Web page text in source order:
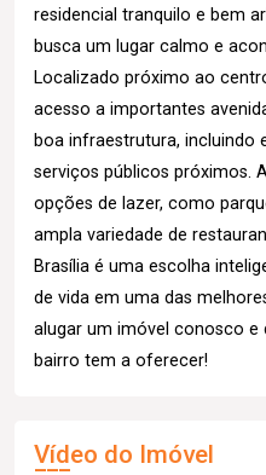
residencial tranquilo e bem
busca um lugar calmo e
Localizado próximo ao
acesso a importantes
boa infraestrutura, incluindo
serviços públicos próximos.
opções de lazer, como
ampla variedade de
Brasília é uma escolha
de vida em uma das
alugar um imóvel conosco e
bairro tem a oferecer!
Vídeo do Imóvel